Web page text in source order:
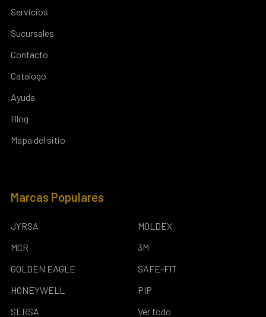
Servicios
Sucursales
Contacto
Catálogo
Ayuda
Blog
Mapa del sitio
Marcas Populares
JYRSA
MCR
GOLDEN EAGLE
HONEYWELL
SERSA
MOLDEX
3M
SAFE-FIT
PIP
Ver todo